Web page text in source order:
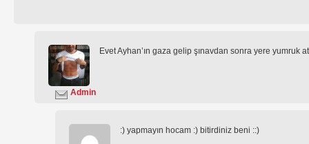
Evet Ayhan’ın gaza gelip şınavdan sonra yere yumruk
Admin
:) yapmayın hocam :) bitirdiniz beni ::)